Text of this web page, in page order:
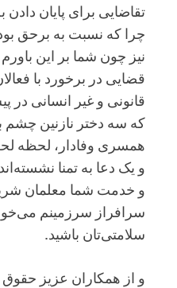
تقاضایی برای پایان دادن
چرا که نسبت به برحق
نیز چون شما بر این
قضایی در برخورد با
قانونی و غیر انسانی در
که سه دختر نازنین چشم
همسری وفادار، لحظه
و یک دعا به تمنا
و خدمت شما معلمان
سرافراز سرزمینم
سلامتی‌تان باشید.
و از همکاران عزیز